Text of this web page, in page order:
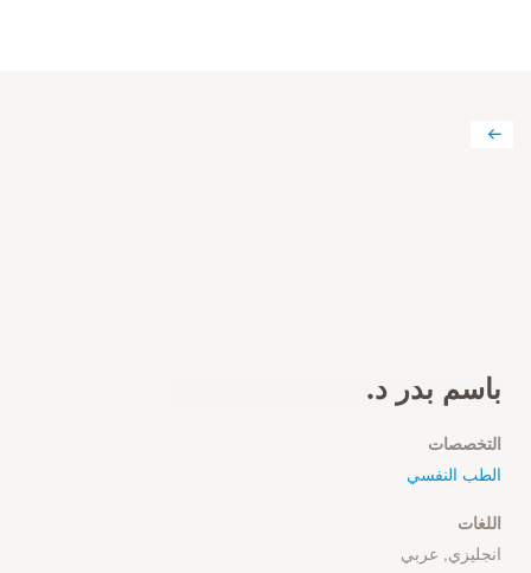
باسم بدر د.
التخصصات
الطب النفسي
اللغات
انجليزي, عربي